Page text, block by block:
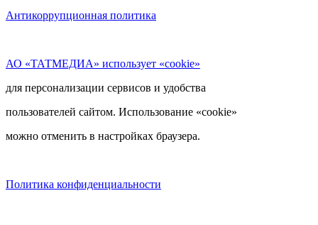
Антикоррупционная политика
АО «ТАТМЕДИА» использует «cookie»
для персонализации сервисов и удобства
пользователей сайтом. Использование «cookie»
можно отменить в настройках браузера.
Политика конфиденциальности